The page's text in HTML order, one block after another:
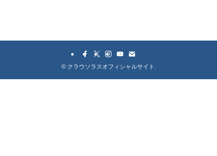
©クラウソラスオフィシャルサイト.